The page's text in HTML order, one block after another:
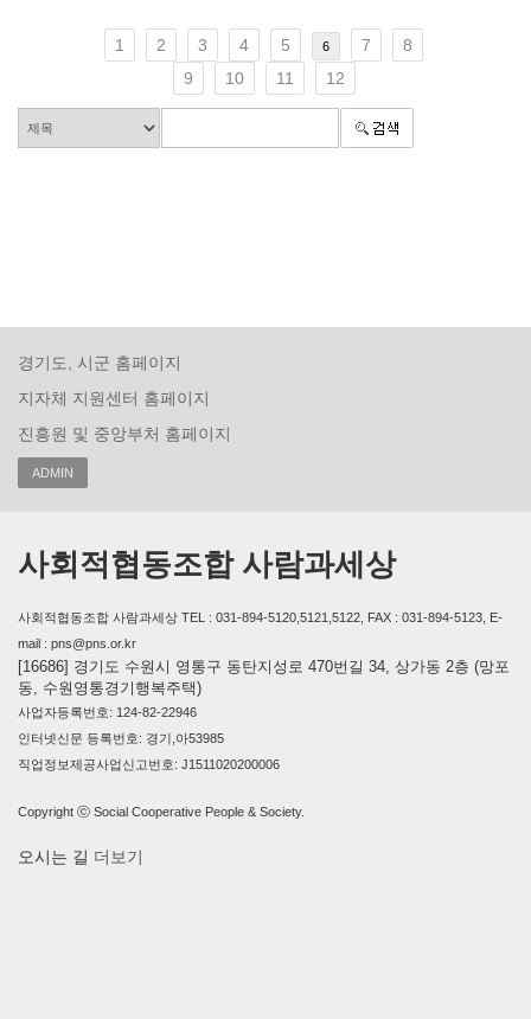
1 2 3 4 5 6 7
8
9
10 11 12
경기도, 시군 홈페이지
지자체 지원센터 홈페이지
진흥원 및 중앙부처 홈페이지
ADMIN
사회적협동조합 사람과세상
사회적협동조합 사람과세상 TEL : 031-894-5120,5121,5122, FAX : 031-894-5123, E-
mail : pns@pns.or.kr
[16686] 경기도 수원시 영통구 동탄지성로 470번길 34, 상가동 2층 (망포
동, 수원영통경기행복주택)
사업자등록번호: 124-82-22946
인터넷신문 등록번호: 경기,아53985
직업정보제공사업신고번호: J1511020200006
Copyright ⓒ Social Cooperative People & Society.
오시는 길 더보기